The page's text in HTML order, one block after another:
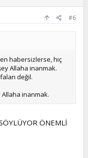
#6
habersizlerse, hiç
Allaha inanmak.
değil.
Allaha inanmak.
ÖNEMLİ